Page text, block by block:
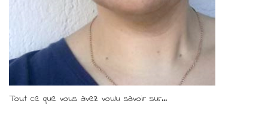
Tout ce que vous avez voulu savoir sur...